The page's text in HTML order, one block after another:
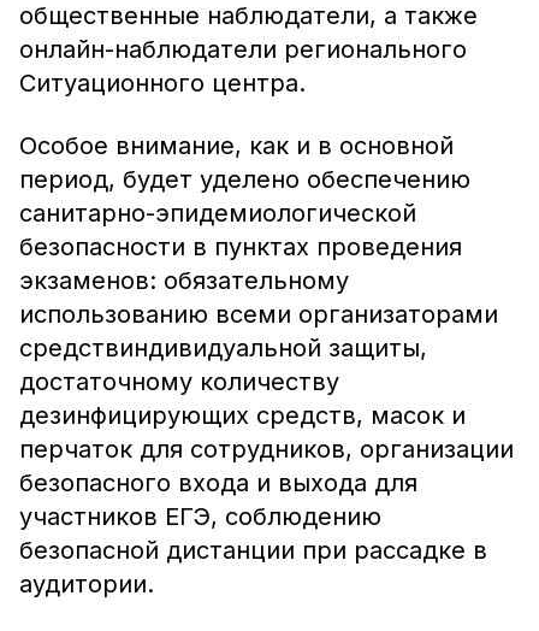
общественные наблюдатели, а также
онлайн-наблюдатели регионального
Ситуационного центра.
Особое внимание, как и в основной
период, будет уделено обеспечению
санитарно-эпидемиологической
безопасности в пунктах проведения
экзаменов: обязательному
использованию всеми организаторами
средствиндивидуальной защиты,
достаточному количеству
дезинфицирующих средств, масок и
перчаток для сотрудников, организации
безопасного входа и выхода для
участников ЕГЭ, соблюдению
безопасной дистанции при рассадке в
аудитории.